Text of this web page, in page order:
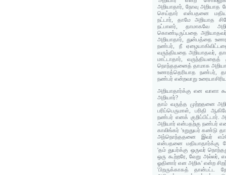
அறியாதார், நோவு அறியாத
செய்தார் என்பதனை
நட்டார், தாமே அறியாத
நட்பாளர், தாமாகவே
கொண்டிருப்பதை
அறியாதார், துன்பத்தை
நண்பர், நீ
வருந்தியதை அறியாதவர்,
மாட்டாதார்,
நொந்ததனைத் தாமாக
உணரத்தெரியாத நண்பர்,
நண்பர் என்றவாறு
அறியாதார்க்கு என வாளா
அறியார்?
தாம் வருத்த முற்றதனை
பரிப்பெருமாள், பரிதி
நண்பர் எனக் குறிப்பிட்டார்.
அறியார் என்பதற்கு நண்பர்
காலிங்கர் 'உறுதுயர் கண்டு
அந்நொந்ததனை இவர்
என்பதனை மதியாதார்க்கு
'தம் துயர்க்கு ஒருவர்
ஒரு கூற்றரே, வேறு
ஓதினார் என அறிக' என்ற
'பிறருக்காகத் தான்பட்ட